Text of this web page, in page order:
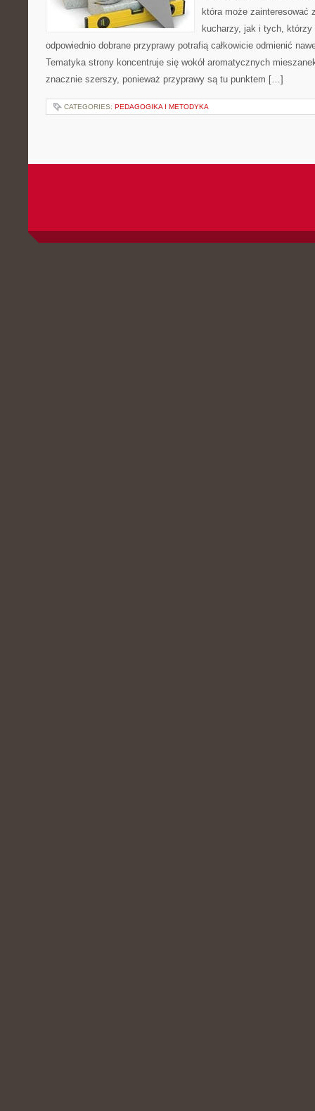
która może zainteresować
kucharzy, jak i tych, którzy
odpowiednio dobrane przyprawy potrafią całkowicie odmienić
Tematyka strony koncentruje się wokół aromatycznych
znacznie szerszy, ponieważ przyprawy są tu punktem […]
CATEGORIES: PEDAGOGIKA I METODYKA